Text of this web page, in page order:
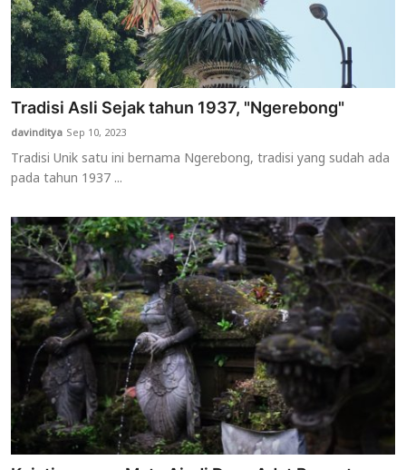
Tradisi Asli Sejak tahun 1937, "Ngerebong"
davinditya Sep 10, 2023
Tradisi Unik satu ini bernama Ngerebong, tradisi yang sudah ada
pada tahun 1937 ...